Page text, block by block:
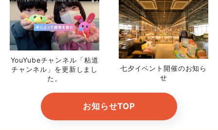
YouYubeチャンネル「粘道
チャンネル」を更新しまし
た。
七夕イベント開催のお知ら
せ
お知らせTOP